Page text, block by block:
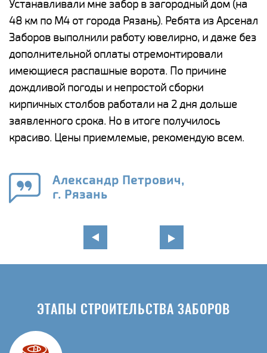
Устанавливали мне забор в загородный дом (на
48 км по М4 от города Рязань). Ребята из Арсенал
Заборов выполнили работу ювелирно, и даже без
дополнительной оплаты отремонтировали
имеющиеся распашные ворота. По причине
дождливой погоды и непростой сборки
кирпичных столбов работали на 2 дня дольше
заявленного срока. Но в итоге получилось
красиво. Цены приемлемые, рекомендую всем.
Александр Петрович,
г. Рязань
ЭТАПЫ СТРОИТЕЛЬСТВА ЗАБОРОВ